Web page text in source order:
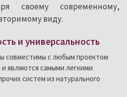
своему современному,
виду.
и универсальность
совместимы с любым проектом
являются самыми легкими
систем из натурального